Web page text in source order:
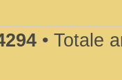
• Totale